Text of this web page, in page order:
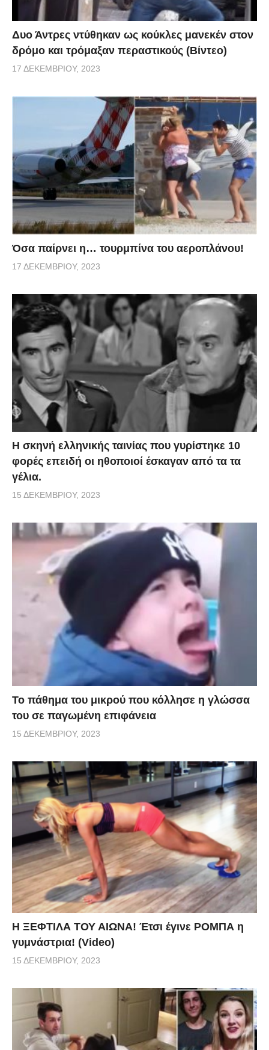
Δυο Άντρες ντύθηκαν ως κούκλες μανεκέν στον
δρόμο και τρόμαξαν περαστικούς (Βίντεο)
17 ΔΕΚΕΜΒΡΊΟΥ, 2023
Όσα παίρνει η… τουρμπίνα του αεροπλάνου!
17 ΔΕΚΕΜΒΡΊΟΥ, 2023
H σκηνή ελληνικής ταινίας που γυρίστηκε 10
φορές επειδή οι ηθοποιοί έσκαγαν από τα τα
γέλια.
15 ΔΕΚΕΜΒΡΊΟΥ, 2023
Το πάθημα του μικρού που κόλλησε η γλώσσα
του σε παγωμένη επιφάνεια
15 ΔΕΚΕΜΒΡΊΟΥ, 2023
Η ΞΕΦΤΙΛΑ ΤΟΥ ΑΙΩΝΑ! Έτσι έγινε ΡΟΜΠΑ η
γυμνάστρια! (Video)
15 ΔΕΚΕΜΒΡΊΟΥ, 2023